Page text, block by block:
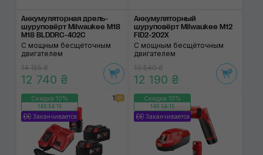
Аккумуляторная дрель-
шуруповёрт Milwaukee М18
M18 BLDDRC-402C
С мощным бесщёточным
двигателем
14 155 ₴
12 740 ₴
Аккумуляторный
шуруповёрт Milwaukee M12
FID2-202X
С мощным бесщёточным
двигателем
13 540 ₴
12 190 ₴
Скидка 10%
145:54:14
Заканчивается
1 Скидка 10%
145:54:14
Заканчивается